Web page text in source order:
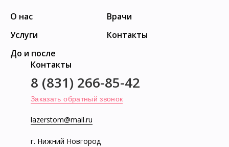
О нас
Услуги
До и после
Врачи
Контакты
Контакты
8 (831) 266-85-42
Заказать обратный звонок
lazerstom@mail.ru
г. Нижний Новгород